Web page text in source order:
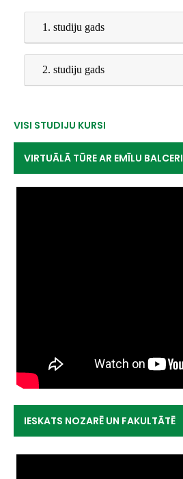
1. studiju gads
2. studiju gads
VISI STUDIJU KURSI
VIRTUĀLĀ TŪRE AR EMĪLU BALCERI
IESKATS NOZARĒ UN FAKULTĀTĒ